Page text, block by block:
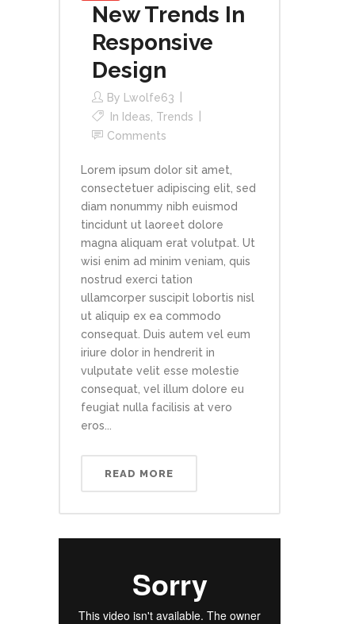
New Trends In
Responsive
Design
By
Lwolfe63
In Ideas Trends
Comments
Lorem ipsum dolor sit amet,
consectetuer adipiscing elit, sed
diam nonummy nibh euismod
tincidunt ut laoreet dolore
magna aliquam erat volutpat. Ut
wisi enim ad minim veniam, quis
nostrud exerci tation
ullamcorper suscipit lobortis nisl
ut aliquip ex ea commodo
consequat. Duis autem vel eum
iriure dolor in hendrerit in
vulputate velit esse molestie
consequat, vel illum dolore eu
feugiat nulla facilisis at vero
eros...
READ MORE